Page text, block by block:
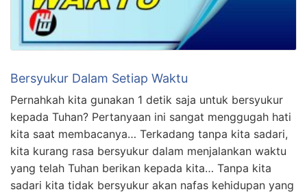
Bersyukur Dalam Setiap Waktu
Pernahkah kita gunakan 1 detik saja untuk bersyukur
kepada Tuhan? Pertanyaan ini sangat menggugah hati
kita saat membacanya… Terkadang tanpa kita sadari,
kita kurang rasa bersyukur dalam menjalankan waktu
yang telah Tuhan berikan kepada kita… Tanpa kita
sadari kita tidak bersyukur akan nafas kehidupan yang